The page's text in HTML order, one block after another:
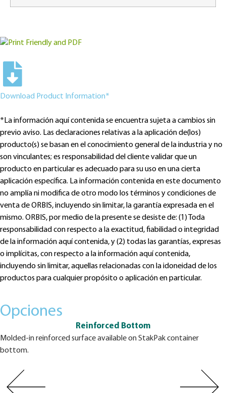
Download Product Information*
*La información aquí contenida se encuentra sujeta a cambios sin
previo aviso. Las declaraciones relativas a la aplicación de(los)
producto(s) se basan en el conocimiento general de la industria y no
son vinculantes; es responsabilidad del cliente validar que un
producto en particular es adecuado para su uso en una cierta
aplicación específica. La información contenida en este documento
no amplía ni modifica de otro modo los términos y condiciones de
venta de ORBIS, incluyendo sin limitar, la garantía expresada en el
mismo. ORBIS, por medio de la presente se desiste de: (1) Toda
responsabilidad con respecto a la exactitud, fiabilidad o integridad
de la información aquí contenida, y (2) todas las garantías, expresas
o implícitas, con respecto a la información aquí contenida,
incluyendo sin limitar, aquellas relacionadas con la idoneidad de los
productos para cualquier propósito o aplicación en particular.
Opciones
Reinforced Bottom
Molded-in reinforced surface available on StakPak container
bottom.